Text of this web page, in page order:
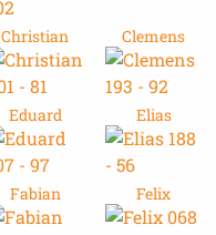
Christian Clemens
Eduard Elias
Fabian Felix